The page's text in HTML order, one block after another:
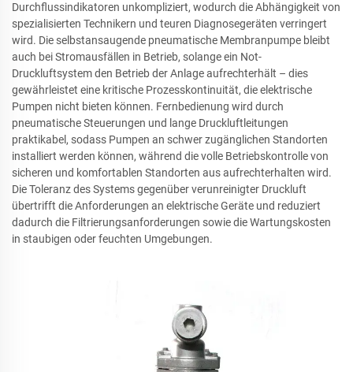
Durchflussindikatoren unkompliziert, wodurch die Abhängigkeit von
spezialisierten Technikern und teuren Diagnosegeräten verringert
wird. Die selbstansaugende pneumatische Membranpumpe bleibt
auch bei Stromausfällen in Betrieb, solange ein Not-
Druckluftsystem den Betrieb der Anlage aufrechterhält – dies
gewährleistet eine kritische Prozesskontinuität, die elektrische
Pumpen nicht bieten können. Fernbedienung wird durch
pneumatische Steuerungen und lange Druckluftleitungen
praktikabel, sodass Pumpen an schwer zugänglichen Standorten
installiert werden können, während die volle Betriebskontrolle von
sicheren und komfortablen Standorten aus aufrechterhalten wird.
Die Toleranz des Systems gegenüber verunreinigter Druckluft
übertrifft die Anforderungen an elektrische Geräte und reduziert
dadurch die Filtrierungsanforderungen sowie die Wartungskosten
in staubigen oder feuchten Umgebungen.